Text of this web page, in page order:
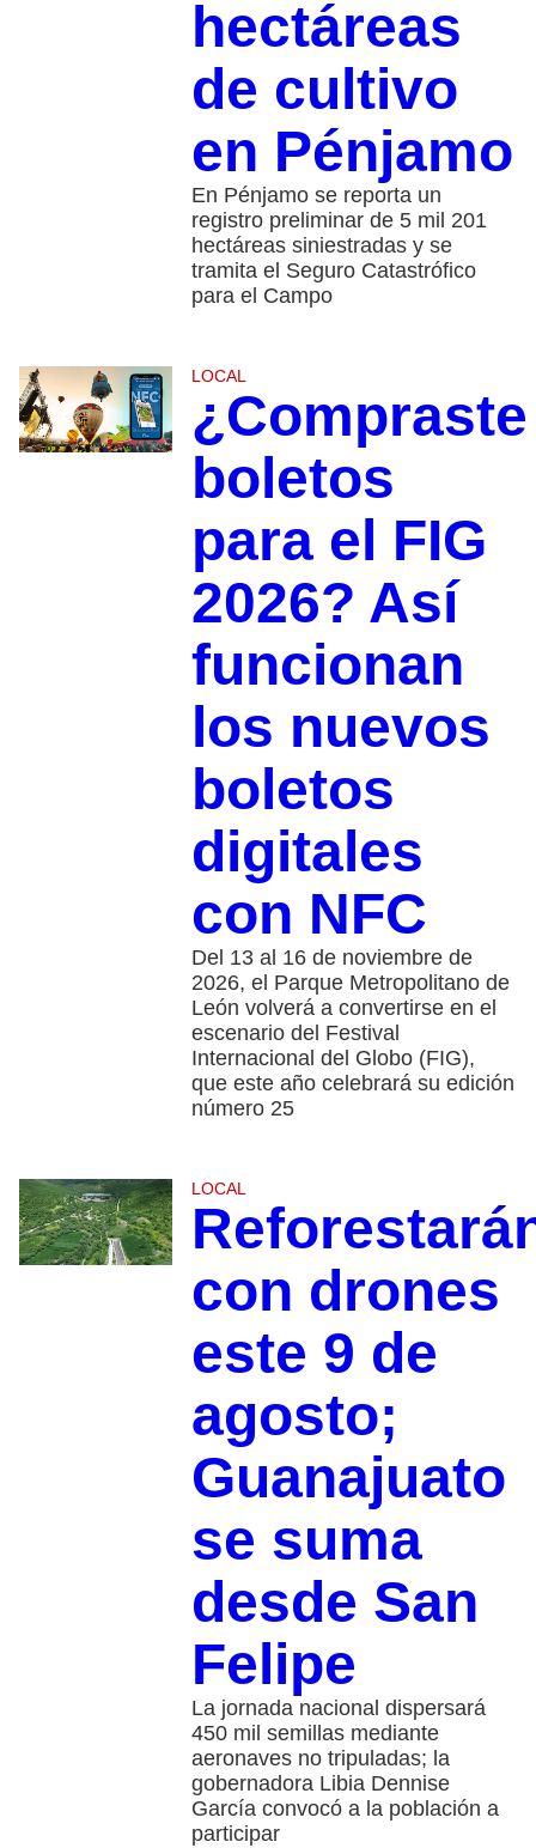
hectáreas
de cultivo
en Pénjamo
En Pénjamo se reporta un
registro preliminar de 5 mil 201
hectáreas siniestradas y se
tramita el Seguro Catastrófico
para el Campo
LOCAL
¿Compraste
boletos
para el FIG
2026? Así
funcionan
los nuevos
boletos
digitales
con NFC
Del 13 al 16 de noviembre de
2026, el Parque Metropolitano de
León volverá a convertirse en el
escenario del Festival
Internacional del Globo (FIG),
que este año celebrará su edición
número 25
LOCAL
con drones
este 9 de
agosto;
Guanajuato
se suma
desde San
Felipe
La jornada nacional dispersará
450 mil semillas mediante
aeronaves no tripuladas; la
gobernadora Libia Dennise
García convocó a la población a
participar